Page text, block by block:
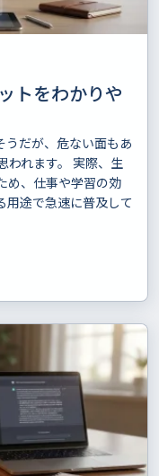
トをわかりや
うだが、危ない面もあ
われます。 実際、生
め、仕事や学習の効
用途で急速に普及して